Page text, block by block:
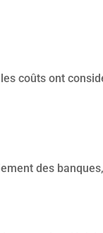
coûts ont
des